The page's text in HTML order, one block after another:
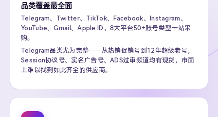
品类覆盖最全面
Telegram、Twitter、TikTok、Facebook、Instagram、
YouTube、Gmail、Apple ID，8大平台50+账号类型一站采
购。
Telegram品类尤为完整——从热销促销号到12年超级老号，
Session协议号、实名广告号、ADS过审频道均有现货，市面
上难以找到如此齐全的供应商。